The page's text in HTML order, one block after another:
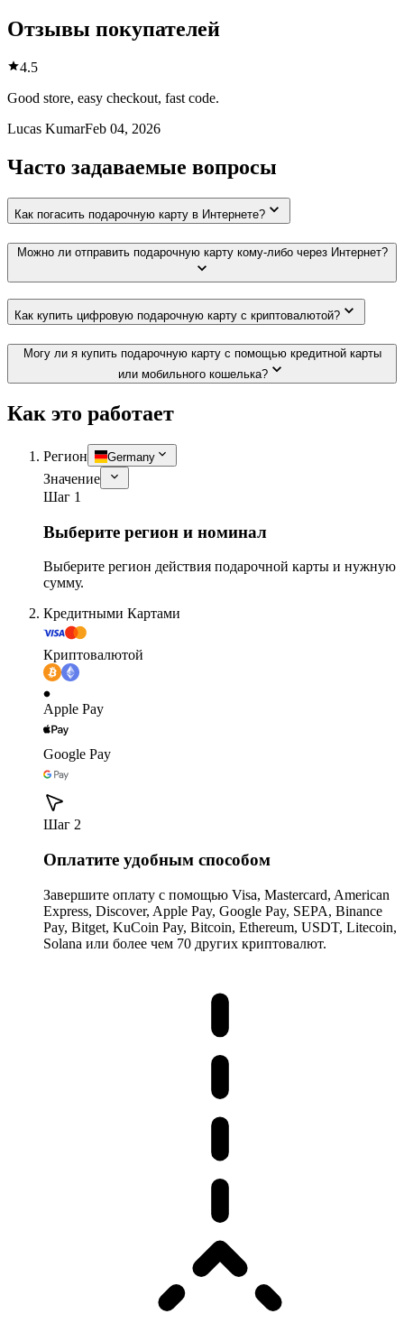
Отзывы покупателей
4.5
Good store, easy checkout, fast code.
Lucas KumarFeb 04, 2026
Часто задаваемые вопросы
Как погасить подарочную карту в Интернете?
Можно ли отправить подарочную карту кому-либо через Интернет?
Как купить цифровую подарочную карту с криптовалютой?
Могу ли я купить подарочную карту с помощью кредитной карты
или мобильного кошелька?
Как это работает
Регион Germany
Значение
Шаг 1
Выберите регион и номинал
Выберите регион действия подарочной карты и нужную
сумму.
Кредитными Картами
Криптовалютой
Apple Pay
Google Pay
Шаг 2
Оплатите удобным способом
Завершите оплату с помощью Visa, Mastercard, American
Express, Discover, Apple Pay, Google Pay, SEPA, Binance
Pay, Bitget, KuCoin Pay, Bitcoin, Ethereum, USDT, Litecoin,
Solana или более чем 70 других криптовалют.